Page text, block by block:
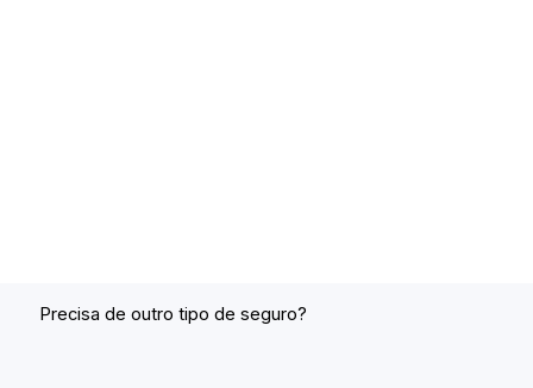
Precisa de outro tipo de seguro?